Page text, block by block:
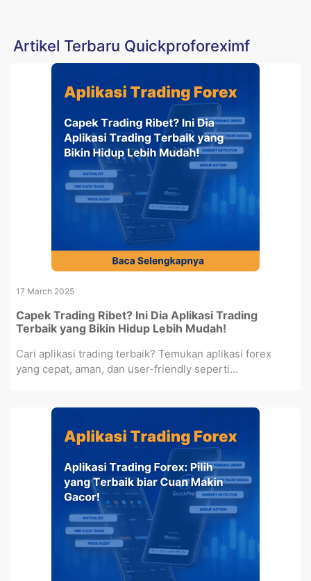
Artikel Terbaru Quickproforeximf
17 March 2025
Capek Trading Ribet? Ini Dia Aplikasi Trading
Terbaik yang Bikin Hidup Lebih Mudah!
Cari aplikasi trading terbaik? Temukan aplikasi forex
yang cepat, aman, dan user-friendly seperti...